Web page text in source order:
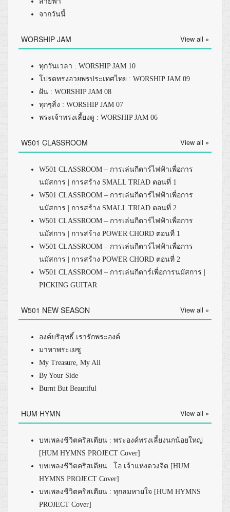
จากวันนี้
WORSHIP JAM View all »
ทุกวันเวลา : WORSHIP JAM 10
โปรดทรงอวยพรประเทศไทย : WORSHIP JAM 09
ฝัน : WORSHIP JAM 08
ทุกๆสิ่ง : WORSHIP JAM 07
พระเจ้าทรงเลี้ยงดู : WORSHIP JAM 06
W501 CLASSROOM View all »
W501 CLASSROOM – การเล่นกีตาร์ไฟฟ้าเพื่อการ
นมัสการ | การสร้าง SMALL TRIAD ตอนที่ 1
W501 CLASSROOM – การเล่นกีตาร์ไฟฟ้าเพื่อการ
นมัสการ | การสร้าง SMALL TRIAD ตอนที่ 2
W501 CLASSROOM – การเล่นกีตาร์ไฟฟ้าเพื่อการ
นมัสการ | การสร้าง POWER CHORD ตอนที่ 1
W501 CLASSROOM – การเล่นกีตาร์ไฟฟ้าเพื่อการ
นมัสการ | การสร้าง POWER CHORD ตอนที่ 2
W501 CLASSROOM – การเล่นกีตาร์เพื่อการนมัสการ |
PICKING GUITAR
W501 NEW SEASON View all »
องค์บริสุทธิ์ เรารักพระองค์
มาหาพระเยซู
My Treasure, My All
By Your Side
Burnt But Beautiful
HUM HYMN View all »
บทเพลงชีวิตคริสเตียน : พระองค์ทรงเลี้ยงนกน้อยใหญ่
[HUM HYMNS PROJECT Cover]
บทเพลงชีวิตคริสเตียน : โอ เจ้าแห่งดวงจิต [HUM
HYMNS PROJECT Cover]
บทเพลงชีวิตคริสเตียน : ทุกลมหายใจ [HUM HYMNS
PROJECT Cover]